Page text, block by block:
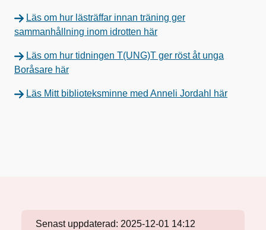
Läs om hur lästräffar innan träning ger
sammanhållning inom idrotten här
Läs om hur tidningen T(UNG)T ger röst åt unga
Boråsare här
Läs Mitt biblioteksminne med Anneli Jordahl här
Senast uppdaterad: 2025-12-01 14:12